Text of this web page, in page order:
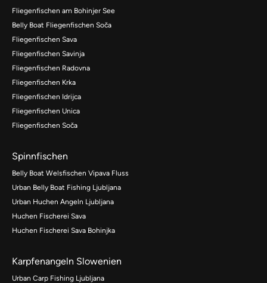
Fliegenfischen am Bohinjer See
Belly Boat Fliegenfischen Soča
Fliegenfischen Sava
Fliegenfischen Savinja
Fliegenfischen Radovna
Fliegenfischen Krka
Fliegenfischen Idrijca
Fliegenfischen Unica
Fliegenfischen Soča
Spinnfischen
Belly Boat Welsfischen Vipava Fluss
Urban Belly Boat Fishing Ljubljana
Urban Huchen Angeln Ljubljana
Huchen Fischerei Sava
Huchen Fischerei Sava Bohinjka
Karpfenangeln Slowenien
Urban Carp Fishing Ljubljana